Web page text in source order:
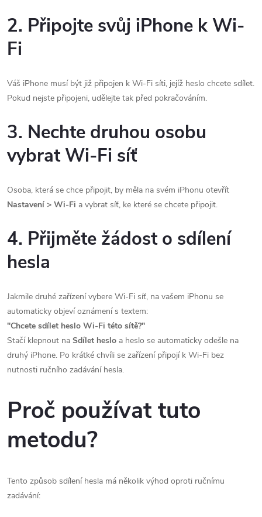
2. Připojte svůj iPhone k Wi-
Fi
Váš iPhone musí být již připojen k Wi-Fi síti, jejíž heslo chcete sdílet.
Pokud nejste připojeni, udělejte tak před pokračováním.
3. Nechte druhou osobu
vybrat Wi-Fi síť
Osoba, která se chce připojit, by měla na svém iPhonu otevřít
Nastavení > Wi-Fi a vybrat síť, ke které se chcete připojit.
4. Přijměte žádost o sdílení
hesla
Jakmile druhé zařízení vybere Wi-Fi síť, na vašem iPhonu se
automaticky objeví oznámení s textem:
"Chcete sdílet heslo Wi-Fi této sítě?"
Stačí klepnout na Sdílet heslo a heslo se automaticky odešle na
druhý iPhone. Po krátké chvíli se zařízení připojí k Wi-Fi bez
nutnosti ručního zadávání hesla.
Proč používat tuto
metodu?
Tento způsob sdílení hesla má několik výhod oproti ručnímu
zadávání: